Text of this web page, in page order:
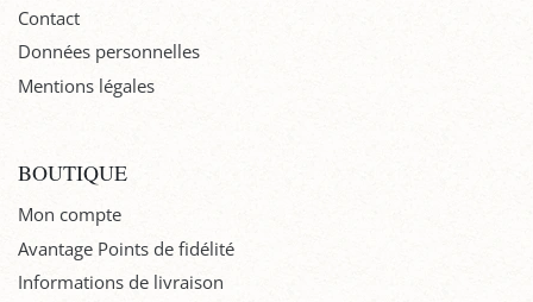
Contact
Données personnelles
Mentions légales
BOUTIQUE
Mon compte
Avantage Points de fidélité
Informations de livraison